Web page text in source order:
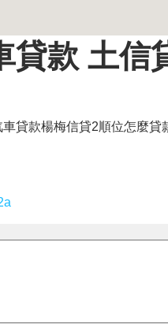
貸款 土信
貸款楊梅信貸2順位怎麼